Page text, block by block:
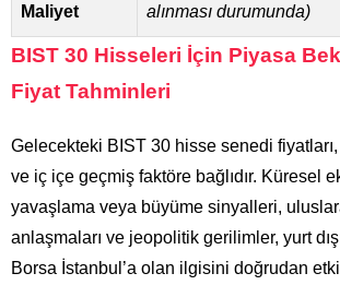
Maliyet
alınması durumunda)
BIST 30 Hisseleri İçin Piyasa
Fiyat Tahminleri
Gelecekteki BIST 30 hisse senedi
ve iç içe geçmiş faktöre bağlıdır. Küresel
yavaşlama veya büyüme sinyalleri,
anlaşmaları ve jeopolitik gerilimler, yurt dışı
Borsa İstanbul’a olan ilgisini doğrudan